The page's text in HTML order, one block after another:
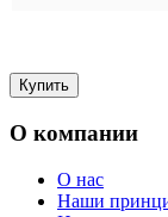
О компании
О нас
Наши